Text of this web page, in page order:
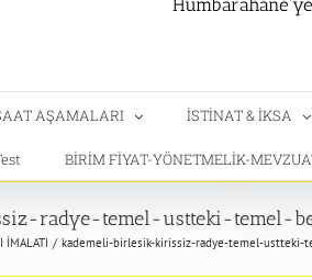
AŞAMALARI İSTİNAT & İKSA
BİRİM FİYAT-YÖNETMELİK-
radye-temel-ustteki-temel-
İMALATI kademeli-birlesik-kirissiz-radye-temel-ustteki-